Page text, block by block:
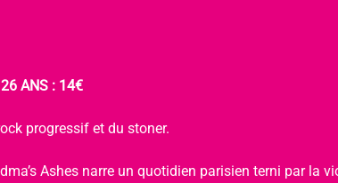
ANS : 14€
progressif et du stoner.
Ashes narre un quotidien parisien terni par la